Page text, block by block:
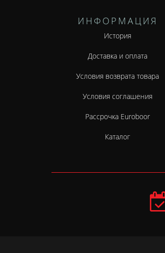
ИНФОРМАЦИЯ
История
Доставка и оплата
Условия возврата товара
Условия соглашения
Рассрочка Euroboor
Каталог